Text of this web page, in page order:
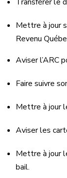
Mettre à jour
Revenu
Aviser l’ARC
Faire suivre
Mettre à jour
Aviser les
Mettre à jour
bail.